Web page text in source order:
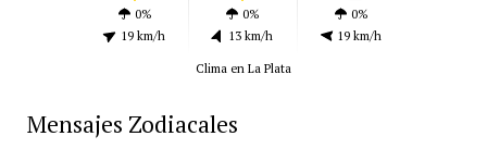
0%
19 km/h
0%
13 km/h
0%
19 km/h
Clima en La Plata
Mensajes Zodiacales